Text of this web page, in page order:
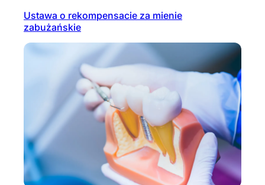
Ustawa o rekompensacie za mienie
zabużańskie